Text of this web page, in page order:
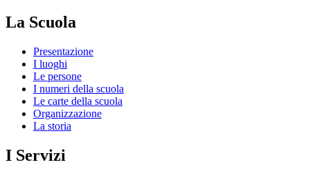
La Scuola
Presentazione
I luoghi
Le persone
I numeri della scuola
Le carte della scuola
Organizzazione
La storia
I Servizi